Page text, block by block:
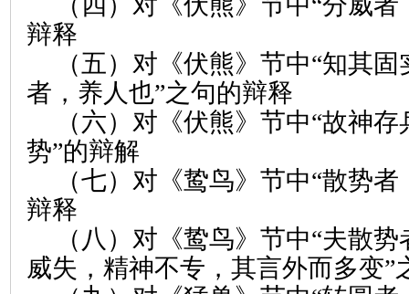
辩释
（五）对《伏熊》节中“知其
者，养人也”之句的辩释
（六）对《伏熊》节中“故神
势”的辩解
（七）对《鸷鸟》节中“散势
辩释
（八）对《鸷鸟》节中“夫散
威失，精神不专，其言外而多变”